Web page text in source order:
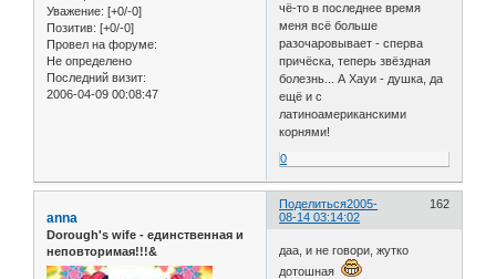
Уважение: [+0/-0]
Позитив: [+0/-0]
Провел на форуме:
Не определено
Последний визит:
2006-04-09 00:08:47
чё-то в последнее время
меня всё больше
разочаровывает - сперва
причёска, теперь звёздная
болезнь... А Хауи - душка, да
ещё и с
латиноамериканскими
корнями!
0
Поделиться 162
2005-
08-14 03:14:02
anna
Dorough's wife - единственная и
неповторимая!!!&
даа, и не говори, жутко
дотошная